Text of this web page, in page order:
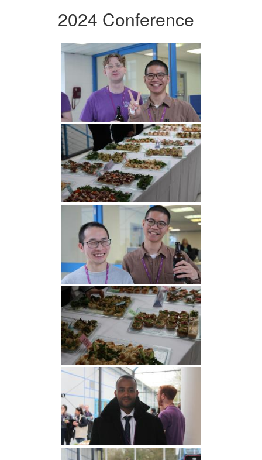
2024 Conference